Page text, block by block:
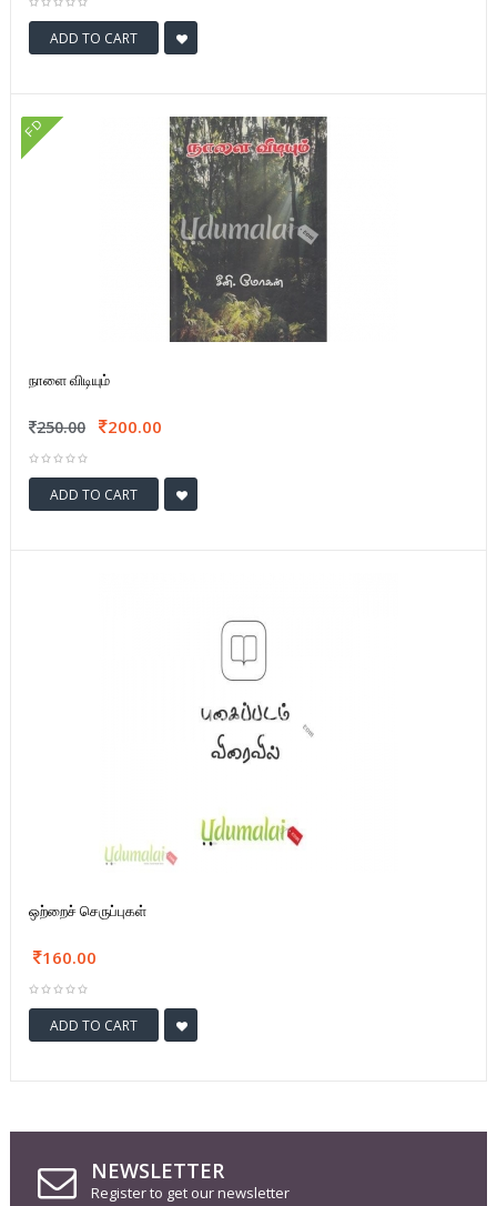
ADD TO CART
FD
நாளை விடியும்
250.00 200.00
ADD TO CART
ஒற்றைச் செருப்புகள்
160.00
ADD TO CART
NEWSLETTER
Register to get our newsletter